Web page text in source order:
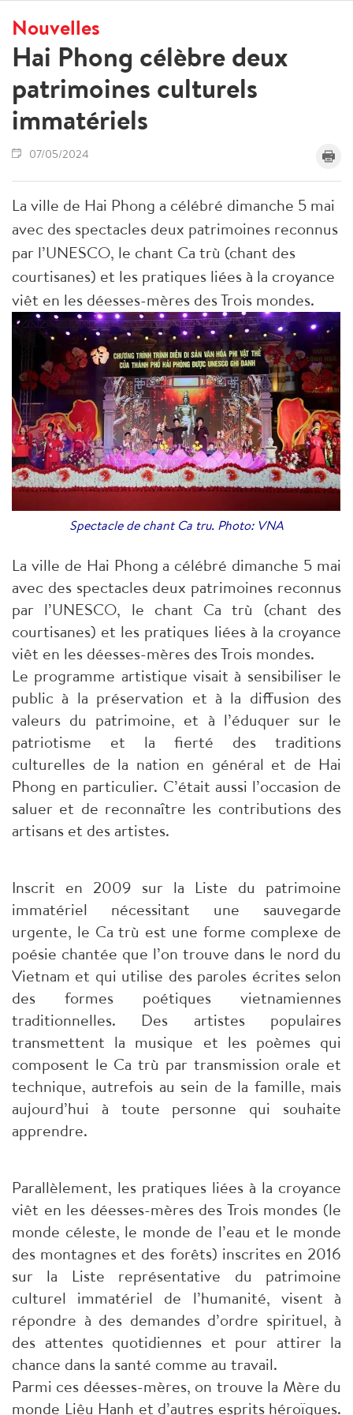
Nouvelles
Hai Phong célèbre deux
patrimoines culturels
immatériels
07/05/2024
La ville de Hai Phong a célébré dimanche 5 mai
avec des spectacles deux patrimoines reconnus
par l’UNESCO, le chant Ca trù (chant des
courtisanes) et les pratiques liées à la croyance
viêt en les déesses-mères des Trois mondes.
Spectacle de chant Ca tru. Photo: VNA
La ville de Hai Phong a célébré dimanche 5 mai
avec des spectacles deux patrimoines reconnus
par l’UNESCO, le chant Ca trù (chant des
courtisanes) et les pratiques liées à la croyance
viêt en les déesses-mères des Trois mondes.
Le programme artistique visait à sensibiliser le
public à la préservation et à la diffusion des
valeurs du patrimoine, et à l’éduquer sur le
patriotisme et la fierté des traditions
culturelles de la nation en général et de Hai
Phong en particulier. C’était aussi l’occasion de
saluer et de reconnaître les contributions des
artisans et des artistes.
Inscrit en 2009 sur la Liste du patrimoine
immatériel nécessitant une sauvegarde
urgente, le Ca trù est une forme complexe de
poésie chantée que l’on trouve dans le nord du
Vietnam et qui utilise des paroles écrites selon
des formes poétiques vietnamiennes
traditionnelles. Des artistes populaires
transmettent la musique et les poèmes qui
composent le Ca trù par transmission orale et
technique, autrefois au sein de la famille, mais
aujourd’hui à toute personne qui souhaite
apprendre.
Parallèlement, les pratiques liées à la croyance
viêt en les déesses-mères des Trois mondes (le
monde céleste, le monde de l’eau et le monde
des montagnes et des forêts) inscrites en 2016
sur la Liste représentative du patrimoine
culturel immatériel de l’humanité, visent à
répondre à des demandes d’ordre spirituel, à
des attentes quotidiennes et pour attirer la
chance dans la santé comme au travail.
Parmi ces déesses-mères, on trouve la Mère du
monde Liêu Hanh et d’autres esprits héroïques.